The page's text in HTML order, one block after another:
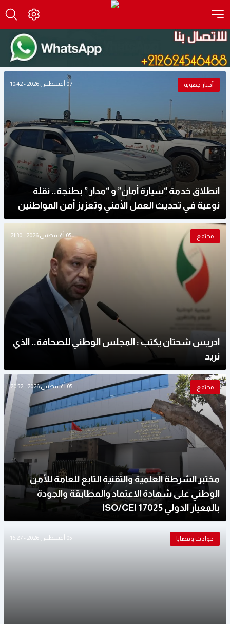
أخبار جهوية 07 أغسطس 2026 - 10:42
انطلاق خدمة “سيارة أمان” و “مدار ” بطنجة.. نقلة
نوعية في تحديث العمل الأمني وتعزيز أمن المواطنين
مجتمع 05 أغسطس 2026 - 21:30
ادريس شحتان يكتب : المجلس الوطني للصحافة.. الذي
نريد
مجتمع 05 أغسطس 2026 - 20:52
مختبر الشرطة العلمية والتقنية التابع للعامة للأمن
الوطني على شهادة الاعتماد والمطابقة والجودة
بالمعيار الدولي ISO/CEI 17025
حوادث وقضايا 05 أغسطس 2026 - 16:27